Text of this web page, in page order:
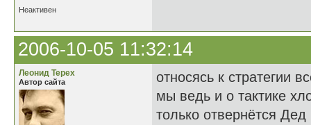
Неактивен
2006-10-05 11:32:14
Леонид Терех
Автор сайта
относясь к стратегии
мы ведь и о тактике
только отвернётся